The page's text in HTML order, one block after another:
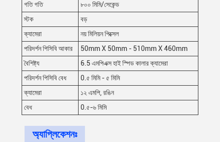
গতি গতি
৮০০ মিমি/সেকেন্ড
স্টক
বড়
ক্যামেরা
নয় মিলিয়ন পিক্সেল
পরিদর্শন পিসিবি আকার
50mm X 50mm - 510mm X 460mm
বৈশিষ্ট্য
6.5 এমপিএক্স হাই স্পিড কালার ক্যামেরা
পরিদর্শন পিসিবি বেধ
0.৫ মিমি - ৫ মিমি
ক্যামেরা
১২ এমপি, রঙিন
বেধ
0.৫-৬ মিমি
অ্যাপ্লিকেশনঃ